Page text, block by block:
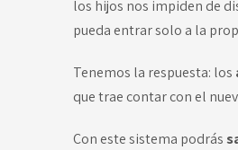
los hijos nos impiden de
pueda entrar solo a la
Tenemos la respuesta: los
que trae contar con el
Con este sistema podrás